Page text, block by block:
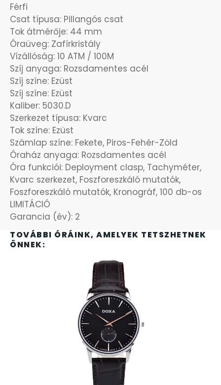
TOVÁBBI ÓRÁINK, AMELYEK TETSZHETNEK
ÖNNEK:
Férfi
Csat típusa: Pillangós csat
Tok átmérője: 44 mm
Óraüveg: Zafírkristály
Vízállóság: 10 ATM / 100M
Szíj anyaga: Rozsdamentes acél
Szíj színe: Ezüst
Szíj színe: Ezüst
Kaliber: 5030.D
Szerkezet típusa: Kvarc
Tok színe: Ezüst
Számlap színe: Fekete, Piros-Fehér-Zöld
Óraház anyaga: Rozsdamentes acél
Óra funkciói: Deployment clasp, Tachyméter,
Kvarc szerkezet, Foszforeszkáló mutatók,
Foszforeszkáló mutatók, Kronográf, 100 db-os
LIMITÁCIÓ
Garancia (év): 2
ÖNGYÚJTÓK
ÓRAFORGATÓK
ÓRÁS GÉPEK
ÓRATARTÓ DOBOZOK
ORIENT
POLICE
PULSAR
SANTA BARBARA
SECTOR